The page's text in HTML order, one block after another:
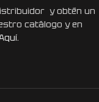
y obtén un
catálogo y en